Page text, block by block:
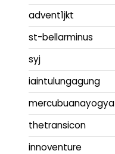
advent1jkt
st-bellarminus
syj
iaintulungagung
mercubuanayogya
thetransicon
innoventure